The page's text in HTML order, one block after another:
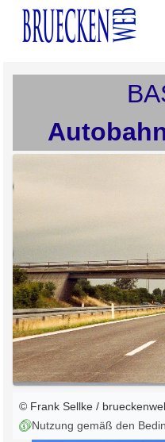
© Frank Sellke /
Nutzung gemäß den